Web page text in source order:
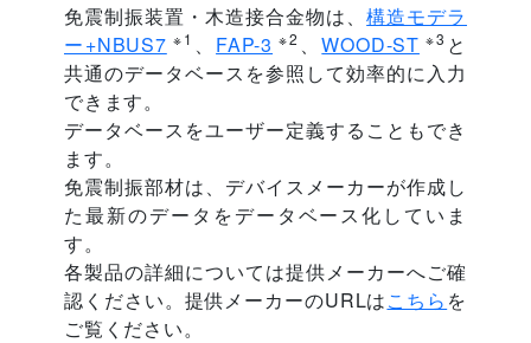
免震制振装置・木造接合金物は、構造モデラ
ー+NBUS7 ※1 FAP-3 ※2 、WOOD-ST ※3 と
共通のデータベースを参照して効率的に入力
できます。
データベースをユーザー定義することもでき
ます。
免震制振部材は、デバイスメーカーが作成し
た最新のデータをデータベース化していま
す。
各製品の詳細については提供メーカーへご確
認ください。提供メーカーのURLはこちら を
ご覧ください。